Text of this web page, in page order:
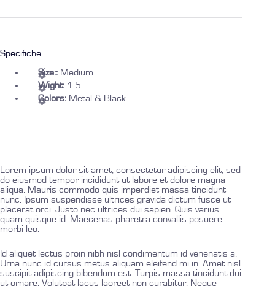
Specifiche
Size:: Medium
Wight: 1.5
Colors: Metal & Black
Lorem ipsum dolor sit amet, consectetur adipiscing elit, sed
do eiusmod tempor incididunt ut labore et dolore magna
aliqua. Mauris commodo quis imperdiet massa tincidunt
nunc. Ipsum suspendisse ultrices gravida dictum fusce ut
placerat orci. Justo nec ultrices dui sapien. Quis varius
quam quisque id. Maecenas pharetra convallis posuere
morbi leo.
Id aliquet lectus proin nibh nisl condimentum id venenatis a.
Urna nunc id cursus metus aliquam eleifend mi in. Amet nisl
suscipit adipiscing bibendum est. Turpis massa tincidunt dui
ut ornare. Volutpat lacus laoreet non curabitur. Neque